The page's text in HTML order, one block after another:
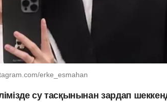
erke_esmahan
су тасқынынан зардап